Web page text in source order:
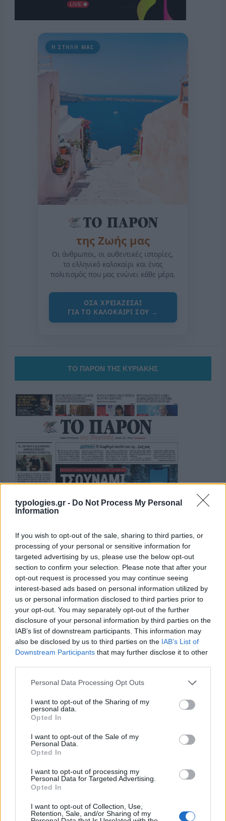
typologies.gr - Do Not Process My Personal
Information
If you wish to opt-out of the sale, sharing to third parties, or
processing of your personal or sensitive information for
targeted advertising by us, please use the below opt-out
section to confirm your selection. Please note that after your
opt-out request is processed you may continue seeing
interest-based ads based on personal information utilized by
us or personal information disclosed to third parties prior to
your opt-out. You may separately opt-out of the further
disclosure of your personal information by third parties on the
IAB’s list of downstream participants. This information may
also be disclosed by us to third parties on the IAB’s List of
Downstream Participants that may further disclose it to other
Please note that this website/app uses one or more Google
not limited to your visit or usage behaviour. You may click to
grant or deny consent to Google and its third-party tags to
use your data for below specified purposes in below Google
consent section.
Personal Data Processing Opt Outs
I want to opt-out of the Sharing of my
personal data.
Opted In
I want to opt-out of the Sale of my
Personal Data.
Opted In
I want to opt-out of processing my
Personal Data for Targeted Advertising.
Opted In
I want to opt-out of Collection, Use,
Retention, Sale, and/or Sharing of my
Η ΣΤΗΛΗ ΜΑΣ
της Ζωής μας
Οι άνθρωποι, οι αυθεντικές ιστορίες,
το ελληνικό καλοκαίρι και ένας
πολιτισμός που μας ενώνει κάθε μέρα.
ΟΣΑ ΧΡΕΙΑΖΕΣΑΙ
ΓΙΑ ΤΟ ΚΑΛΟΚΑΙΡΙ ΣΟΥ →
ΤΟ ΠΑΡΟΝ ΤΗΣ ΚΥΡΙΑΚΗΣ